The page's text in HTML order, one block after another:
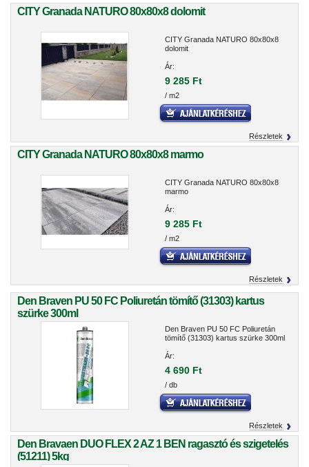
CITY Granada NATURO 80x80x8 dolomit
CITY Granada NATURO 80x80x8
dolomit
Ár:
9 285 Ft
/ m2
Részletek
CITY Granada NATURO 80x80x8 marmo
CITY Granada NATURO 80x80x8
marmo
Ár:
9 285 Ft
/ m2
Részletek
Den Braven PU 50 FC Poliuretán tömítő (31303) kartus
szürke 300ml
Den Braven PU 50 FC Poliuretán
tömítő (31303) kartus szürke 300ml
Ár:
4 690 Ft
/ db
Részletek
Den Bravaen DUO FLEX 2 AZ 1 BEN ragasztó és szigetelés
(51211) 5kg